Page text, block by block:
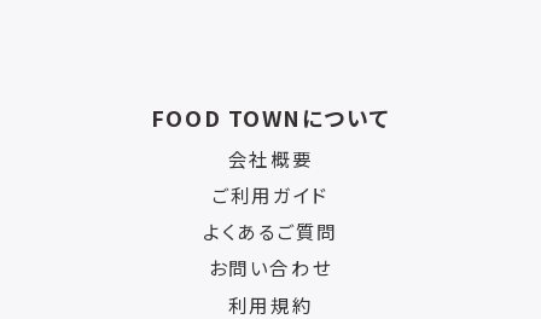
FOOD TOWNについて
会社概要
ご利用ガイド
よくあるご質問
お問い合わせ
利用規約